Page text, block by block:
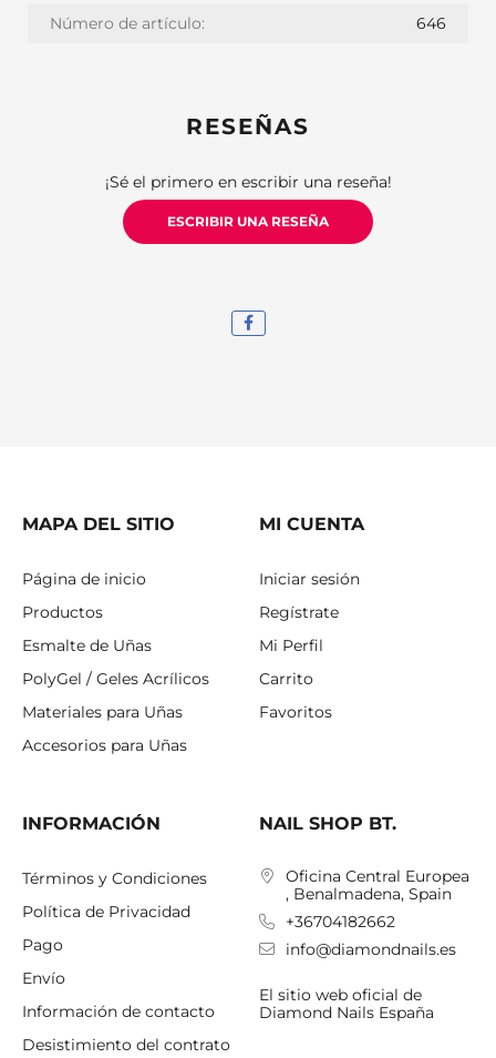
Número de artículo:
646
RESEÑAS
¡Sé el primero en escribir una reseña!
ESCRIBIR UNA RESEÑA
MAPA DEL SITIO
Página de inicio
Productos
Esmalte de Uñas
PolyGel / Geles Acrílicos
Materiales para Uñas
Accesorios para Uñas
MI CUENTA
Iniciar sesión
Regístrate
Mi Perfil
Carrito
Favoritos
INFORMACIÓN
Términos y Condiciones
Política de Privacidad
Pago
Envío
Información de contacto
Desistimiento del contrato
NAIL SHOP BT.
Oficina Central Europea
, Benalmadena, Spain
+36704182662
info@diamondnails.es
El sitio web oficial de
Diamond Nails España